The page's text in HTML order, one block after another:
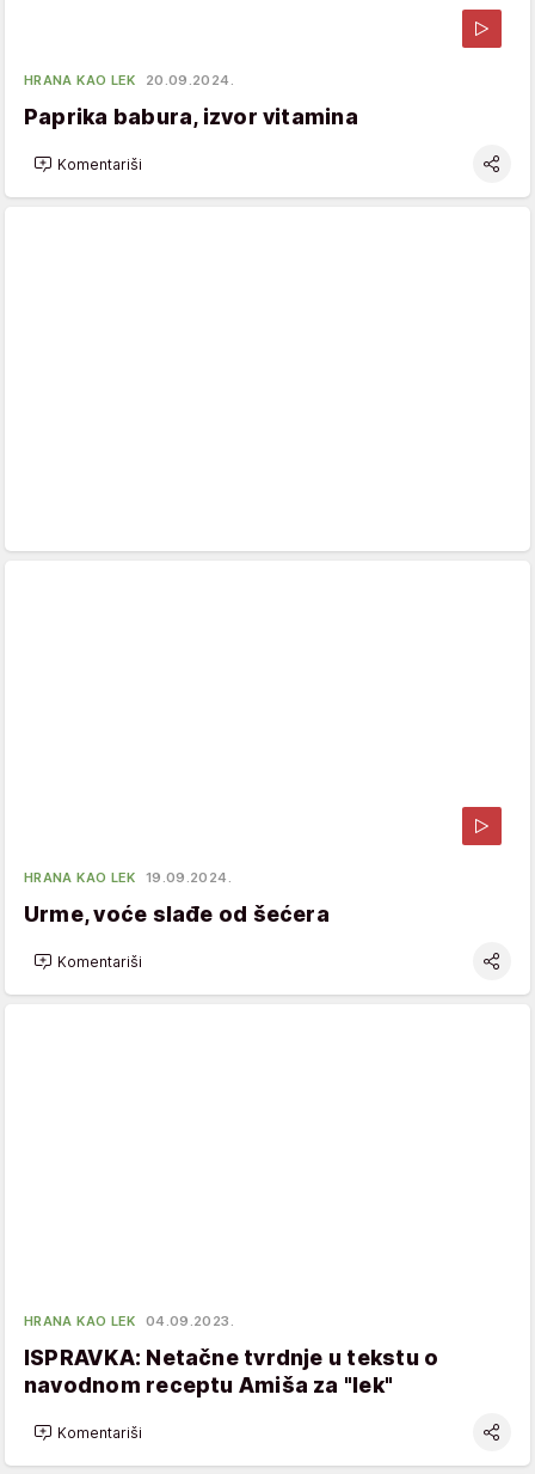
HRANA KAO LEK 20.09.2024.
Paprika babura, izvor vitamina
Komentariši
HRANA KAO LEK 19.09.2024.
Urme, voće slađe od šećera
Komentariši
HRANA KAO LEK 04.09.2023.
ISPRAVKA: Netačne tvrdnje u tekstu o
navodnom receptu Amiša za "lek"
Komentariši